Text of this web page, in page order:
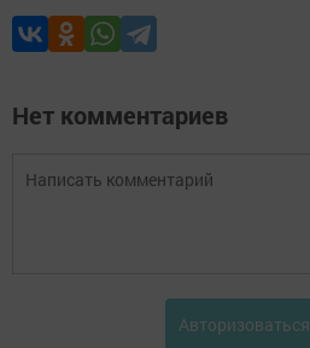
Нет комментариев
Авторизоваться